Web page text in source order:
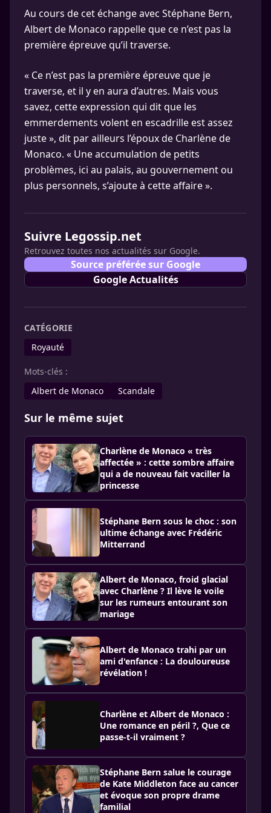
Au cours de cet échange avec Stéphane Bern,
Albert de Monaco rappelle que ce n’est pas la
première épreuve qu’il traverse.
« Ce n’est pas la première épreuve que je
traverse, et il y en aura d’autres. Mais vous
savez, cette expression qui dit que les
emmerdements volent en escadrille est assez
juste », dit par ailleurs l’époux de Charlène de
Monaco. « Une accumulation de petits
problèmes, ici au palais, au gouvernement ou
plus personnels, s’ajoute à cette affaire ».
Suivre Legossip.net
Retrouvez toutes nos actualités sur Google.
Source préférée sur Google
Google Actualités
CATÉGORIE
Royauté
Mots-clés :
Albert de Monaco
Scandale
Sur le même sujet
Charlène de Monaco « très
affectée » : cette sombre affaire
qui a de nouveau fait vaciller la
princesse
Stéphane Bern sous le choc : son
ultime échange avec Frédéric
Mitterrand
Albert de Monaco, froid glacial
avec Charlène ? Il lève le voile
sur les rumeurs entourant son
mariage
Albert de Monaco trahi par un
ami d'enfance : La douloureuse
révélation !
Charlène et Albert de Monaco :
Une romance en péril ?, Que ce
passe-t-il vraiment ?
Stéphane Bern salue le courage
de Kate Middleton face au cancer
et évoque son propre drame
familial